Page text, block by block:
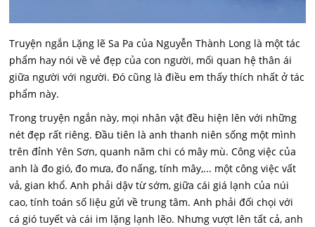
Truyện ngắn Lặng lẽ Sa Pa của Nguyễn Thành Long là một tác
phẩm hay nói về vẻ đẹp của con người, mối quan hệ thân ái
giữa người với người. Đó cũng là điều em thấy thích nhất ở tác
phẩm này.
Trong truyện ngắn này, mọi nhân vật đều hiện lên với những
nét đẹp rất riêng. Đầu tiên là anh thanh niên sống một mình
trên đỉnh Yên Sơn, quanh năm chi có mây mù. Công việc của
anh là đo gió, đo mưa, đo nấng, tính mây,... một công việc vất
vả, gian khổ. Anh phải dậv từ sớm, giữa cái giá lạnh của núi
cao, tính toán số liệu gửi về trung tâm. Anh phải đối chọi với
cá gió tuyết và cái im lặng lạnh lẽo. Nhưng vượt lên tất cả, anh